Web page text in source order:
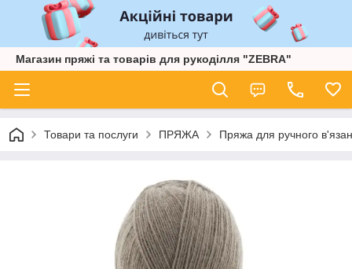
Магазин пряжі та товарів для рукоділля "ZEBRA"
Товари та послуги ПРЯЖА Пряжа для ручного